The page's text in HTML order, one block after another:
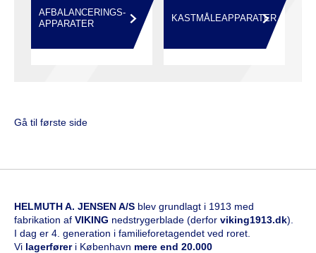
AFBALANCERINGS-
APPARATER
KASTMÅLEAPPARATER
Gå til første side
HELMUTH A. JENSEN A/S blev grundlagt i 1913 med
fabrikation af VIKING nedstrygerblade (derfor viking1913.dk).
I dag er 4. generation i familieforetagendet ved roret.
Vi lagerfører i København mere end 20.000